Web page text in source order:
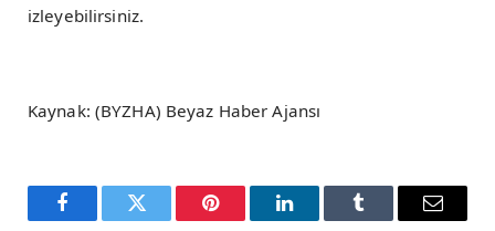
izleyebilirsiniz.
Kaynak: (BYZHA) Beyaz Haber Ajansı
FacebookTwitter Pinterest LinkedInTumblr Email